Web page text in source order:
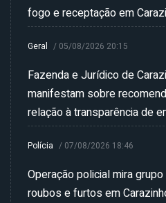
fogo e receptação em
Geral / 05/08/2026 20:15
Fazenda e Jurídico de
manifestam sobre
relação à transparência de
Polícia / 07/08/2026 18:46
Operação policial mira
roubos e furtos em